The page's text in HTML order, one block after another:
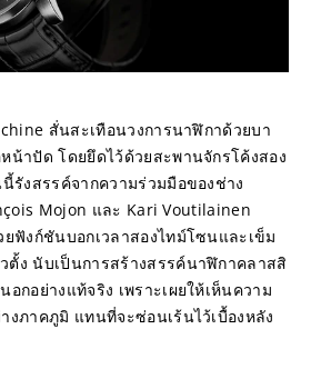
สั่นสะเทือนวงการนาฬิกาด้วยบา
น้าปัด โดยยึดไว้ด้วยสะพานจักรโค้งสอง
รังสรรค์จากความร่วมมือของช่าง
Mojon และ Kari Voutilainen
ฟังก์ชันบอกเวลาสองไทม์โซนและเข็ม
ตั้ง นับเป็นการสร้างสรรค์นาฬิกาคลาสสิ
กอย่างแท้จริง เพราะเผยให้เห็นความ
งภาคภูมิ แทนที่จะซ่อนเร้นไว้เบื้องหลัง